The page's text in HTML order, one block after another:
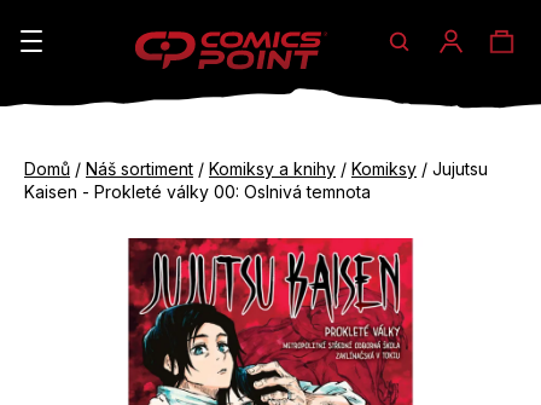
Hledat
Domů / Náš sortiment / Komiksy a knihy / Komiksy / Jujutsu
Kaisen - Prokleté války 00: Oslnivá temnota
K
do
do